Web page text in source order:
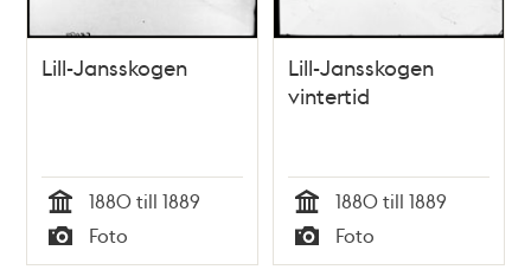
Lill-Jansskogen
Tid
1880 till 1889
Typ
Foto
Lill-Jansskogen
vintertid
Tid
1880 till 1889
Typ
Foto